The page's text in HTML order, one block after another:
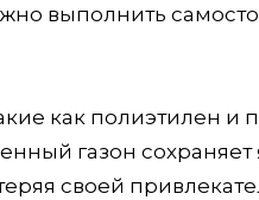
выполнить
как полиэтилен и
газон
своей